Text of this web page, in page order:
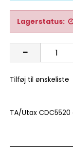
Lagerstatus:
Tilføj til ønskeliste
TA/Utax